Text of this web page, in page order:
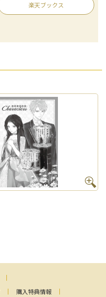
楽天ブックス
購入特典情報